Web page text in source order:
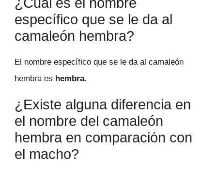
específico que se le da al
camaleón hembra?
El nombre específico que se le da al camaleón
hembra es hembra.
¿Existe alguna diferencia en
el nombre del camaleón
hembra en comparación con
el macho?